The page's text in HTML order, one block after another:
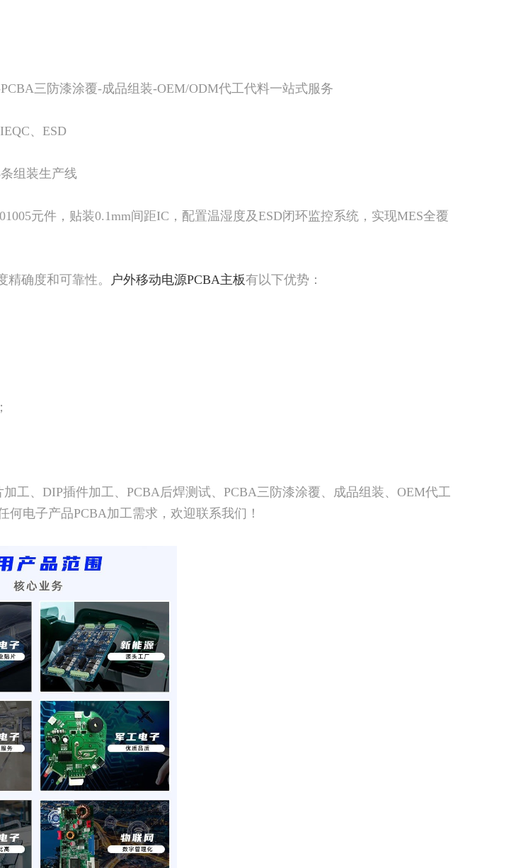
三防漆涂覆-成品组装-OEM/ODM代工代料一站式服务
、ESD
组装生产线
元件，贴装0.1mm间距IC，配置温湿度及ESD闭环监控系统，实现MES全覆
精确度和可靠性。 户外移动电源PCBA主板有以下优势：
工、DIP插件加工、PCBA后焊测试、PCBA三防漆涂覆、成品组装、OEM代工
电子产品PCBA加工需求，欢迎联系我们！